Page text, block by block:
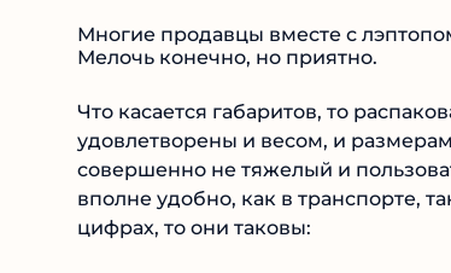
Многие продавцы вместе с
Мелочь конечно, но приятно.
Что касается габаритов, то
удовлетворены и весом, и
совершенно не тяжелый и
вполне удобно, как в транспорте,
цифрах, то они таковы: